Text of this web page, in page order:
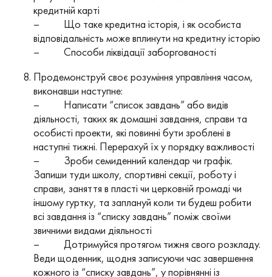
кредитній карті
– Що таке кредитна історія, і як особиста
відповідальність може вплинути на кредитну історію
– Способи ліквідації заборгованості
Продемонструй своє розуміння управління часом,
виконавши наступне:
– Написати “список завдань” або видів
діяльності, таких як домашні завдання, справи та
особисті проекти, які повинні бути зроблені в
наступні тижні. Перерахуй їх у порядку важливості
– Зроби семиденний календар чи графік.
Запиши туди школу, спортивні секції, роботу і
справи, заняття в пласті чи церковній громаді чи
іншому гуртку, та заплануй коли ти будеш робити
всі завдання із “списку завдань” поміж своїми
звичними видами діяльності
– Дотримуйся протягом тижня свого розкладу.
Веди щоденник, щодня записуючи час завершення
кожного із “списку завдань”, у порівнянні із